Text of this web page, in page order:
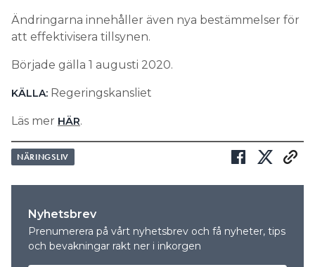
Ändringarna innehåller även nya bestämmelser för
att effektivisera tillsynen.
Började gälla 1 augusti 2020.
KÄLLA: Regeringskansliet
Läs mer HÄR.
NÄRINGSLIV
Nyhetsbrev
Prenumerera på vårt nyhetsbrev och få nyheter, tips
och bevakningar rakt ner i inkorgen